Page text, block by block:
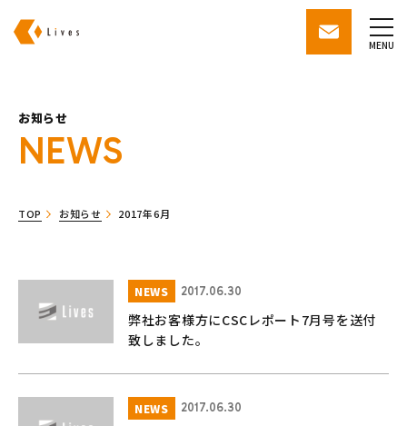
contactMENU
お知らせ
NEWS
TOP お知らせ 2017年6月
NEWS 2017.06.30
弊社お客様方にCSCレポート7月号を送付
致しました。
NEWS 2017.06.30